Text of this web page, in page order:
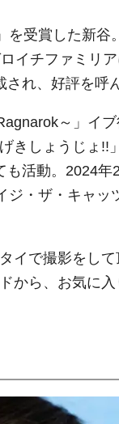
受賞した新谷
イチファミリ
れ、好評を呼
～」イ
きしょうじょ!!
活動。2024
・ザ・キャッ
イで撮影をし
から、お気に